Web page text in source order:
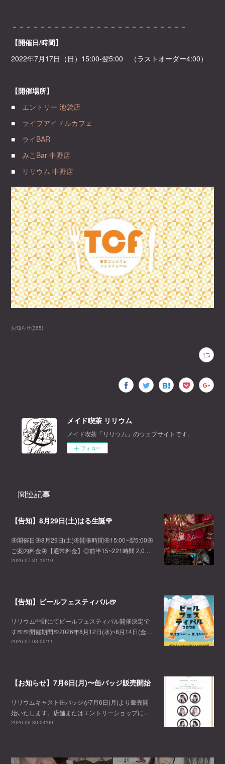
－－－－－－－－－－－－－－－－－－－－－－－－－
【開催日/時間】
2022年7月17日（日）15:00-翌5:00 （ラストオーダー4:00）
【開催場所】
■ エントリー 池袋店
■ ライブアイドルカフェ
■ ライBAR
■みこBar 中野店
■
リリウム 中野店
お知らせ(365)
メイド喫茶 リリウム
メイド喫茶「リリウム」のウェブサイトです。
フォロー
関連記事
【告知】8月29日(土)はる生誕🌹
🦋開催日🦋8月29日(土)🦋開催時間🦋15:00~翌5:00🦋
ご案内料金🦋【通常料金】◎前半15~221時間 2,0…
2026.07.31 12:10
【告知】ビールフェスティバル🍺
リリウム中野にてビールフェスティバル開催決定で
す🍺🍺開催期間🍺2026年8月12日(水)~8月14日(金…
2026.07.03 05:11
【お知らせ】7月6日(月)〜缶バッジ販売開始
リリウムキャスト缶バッジが7月6日(月)より販売開
始いたします。店舗またはエントリーショップに…
2026.06.30 04:00